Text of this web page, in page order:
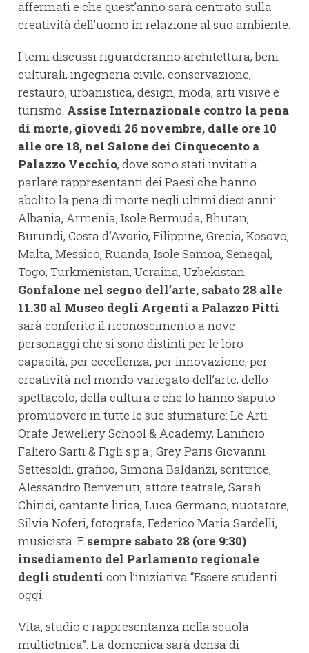
affermati e che quest’anno sarà centrato sulla
creatività dell’uomo in relazione al suo ambiente.
I temi discussi riguarderanno architettura, beni
culturali, ingegneria civile, conservazione,
restauro, urbanistica, design, moda, arti visive e
turismo. Assise Internazionale contro la pena
di morte, giovedì 26 novembre, dalle ore 10
alle ore 18, nel Salone dei Cinquecento a
Palazzo Vecchio, dove sono stati invitati a
parlare rappresentanti dei Paesi che hanno
abolito la pena di morte negli ultimi dieci anni:
Albania, Armenia, Isole Bermuda, Bhutan,
Burundi, Costa d'Avorio, Filippine, Grecia, Kosovo,
Malta, Messico, Ruanda, Isole Samoa, Senegal,
Togo, Turkmenistan, Ucraina, Uzbekistan.
Gonfalone nel segno dell’arte, sabato 28 alle
11.30 al Museo degli Argenti a Palazzo Pitti
sarà conferito il riconoscimento a nove
personaggi che si sono distinti per le loro
capacità, per eccellenza, per innovazione, per
creatività nel mondo variegato dell’arte, dello
spettacolo, della cultura e che lo hanno saputo
promuovere in tutte le sue sfumature: Le Arti
Orafe Jewellery School & Academy, Lanificio
Faliero Sarti & Figli s.p.a., Grey Paris Giovanni
Settesoldi, grafico, Simona Baldanzi, scrittrice,
Alessandro Benvenuti, attore teatrale, Sarah
Chirici, cantante lirica, Luca Germano, nuotatore,
Silvia Noferi, fotografa, Federico Maria Sardelli,
musicista. E sempre sabato 28 (ore 9:30)
insediamento del Parlamento regionale
degli studenti con l’iniziativa “Essere studenti
oggi.
Vita, studio e rappresentanza nella scuola
multietnica”. La domenica sarà densa di